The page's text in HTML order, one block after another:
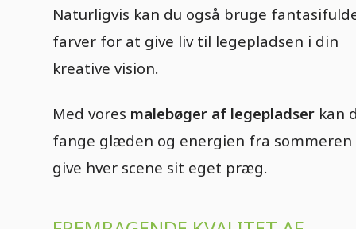
Naturligvis kan du også bruge
farver for at give liv til legepladsen i din
kreative vision.
Med vores malebøger af legepladser kan
fange glæden og energien fra sommeren
give hver scene sit eget præg.